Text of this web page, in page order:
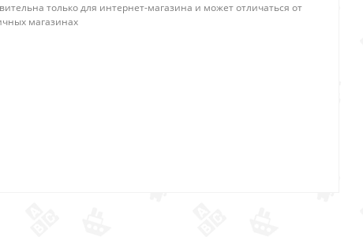
только для интернет-магазина и может отличаться от
магазинах